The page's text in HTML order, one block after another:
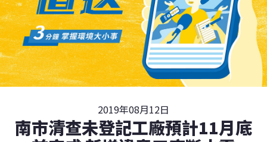
2019年08月12日
南市清查未登記工廠預計11月底